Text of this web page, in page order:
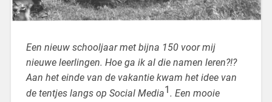
Een nieuw schooljaar met bijna 150 voor mij
nieuwe leerlingen. Hoe ga ik al die namen leren?!?
Aan het einde van de vakantie kwam het idee van
de tentjes langs op Social Media1. Een mooie